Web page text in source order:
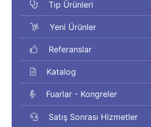
Tıp Ürünleri
Yeni Ürünler
Referanslar
Katalog
Fuarlar - Kongreler
Satış Sonrası Hizmetler